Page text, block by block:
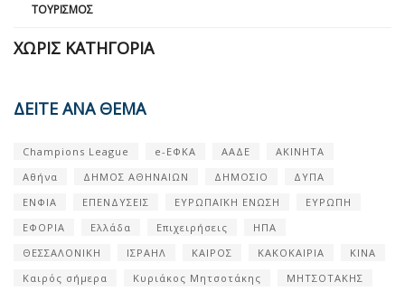
ΤΟΥΡΙΣΜΌΣ
ΧΩΡΊΣ ΚΑΤΗΓΟΡΊΑ
ΔΕΙΤΕ ΑΝΑ ΘΕΜΑ
Champions League e-ΕΦΚΑ ΑΑΔΕ
ΑΚΙΝΗΤΑ
Αθήνα
ΔΗΜΟΣ ΑΘΗΝΑΙΩΝ ΔΗΜΟΣΙΟ
ΔΥΠΑ
ΕΝΦΙΑ
ΕΠΕΝΔΥΣΕΙΣ ΕΥΡΩΠΑΪΚΗ ΕΝΩΣΗ
ΕΥΡΩΠΗ
ΕΦΟΡΙΑ
Ελλάδα Επιχειρήσεις
ΗΠΑ
ΘΕΣΣΑΛΟΝΙΚΗ
ΙΣΡΑΗΛ ΚΑΙΡΟΣ ΚΑΚΟΚΑΙΡΙΑ
ΚΙΝΑ
Καιρός σήμερα
Κυριάκος Μητσοτάκης
ΜΗΤΣΟΤΑΚΗΣ